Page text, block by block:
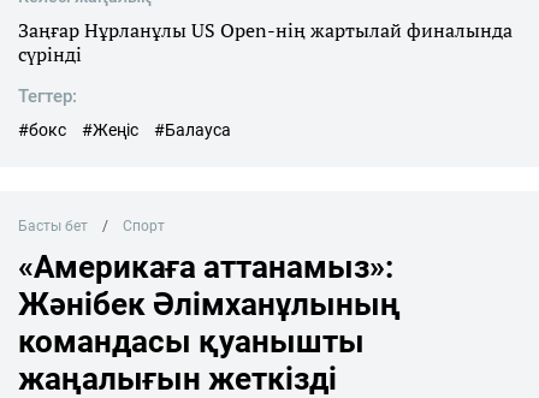
Заңғар Нұрланұлы US Open-нің жартылай финалында
сүрінді
Тегтер:
#бокс #Жеңіс #Балауса
Басты бет Спорт
«Америкаға аттанамыз»:
Жәнібек Әлімханұлының
командасы қуанышты
жаңалығын жеткізді